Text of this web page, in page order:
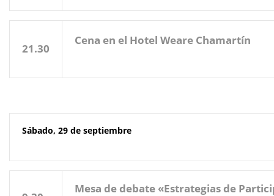
21.30
Cena en el Hotel Weare Chamartín
Sábado, 29 de septiembre
Mesa de debate «Estrategias de